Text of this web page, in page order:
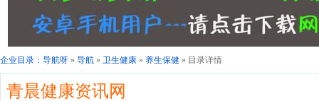
企业目录： 导航呀 » 导航 » 卫生健康 » 养生保健 » 目录详情
青晨健康资讯网